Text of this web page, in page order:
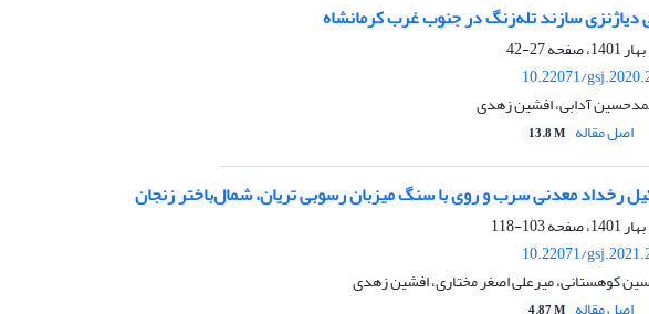
دیاژنزی سازند تله‌زنگ در جنوب غرب کرمانشاه
27-42
10.22071/
آدابی، افشین زهدی
اصل مقاله 13.8 M
رخداد معدنی سرب و روی با سنگ میزبان رسوبی تریان، شمال‌باختر زنجان
103-118
10.22071/
کوهستانی، میرعلی اصغر مختاری، افشین زهدی